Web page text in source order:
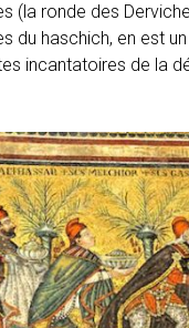
(la ronde des
du haschich, en est
incantatoires de la